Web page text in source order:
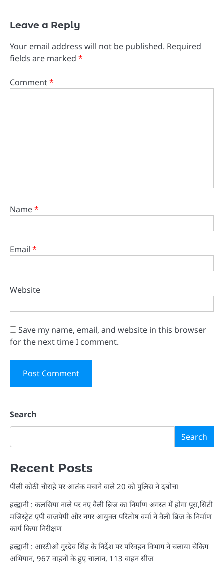
Leave a Reply
Your email address will not be published. Required
fields are marked *
Comment*
Name*
Email *
Website
Save my name, email, and website in this browser
for the next time I comment.
Search
Search
Recent Posts
पीली कोठी चौराहे पर आतंक मचाने वाले 20 को पुलिस ने दबोचा
हल्द्वानी : कलसिया नाले पर नए वैली ब्रिज का निर्माण अगस्त में होगा पूरा,सिटी
मजिस्ट्रेट एपी वाजपेयी और नगर आयुक्त परितोष वर्मा ने वैली ब्रिज के निर्माण
कार्य किया निरीक्षण
हल्द्वानी : आरटीओ गुरदेव सिंह के निर्देश पर परिवहन विभाग ने चलाया चेकिंग
अभियान, 967 वाहनों के हुए चालान, 113 वाहन सीज